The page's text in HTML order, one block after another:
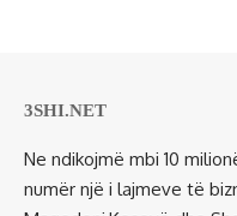
3SHI.NET
Ne ndikojmë mbi 10
numër një i lajmeve të